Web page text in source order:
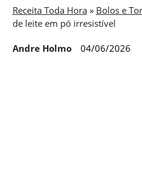
Receita Toda Hora» Bolos e
de leite em pó irresistível
Andre Holmo 04/06/2026